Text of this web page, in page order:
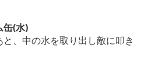
缶(水)
、中の水を取り出し敵に叩き